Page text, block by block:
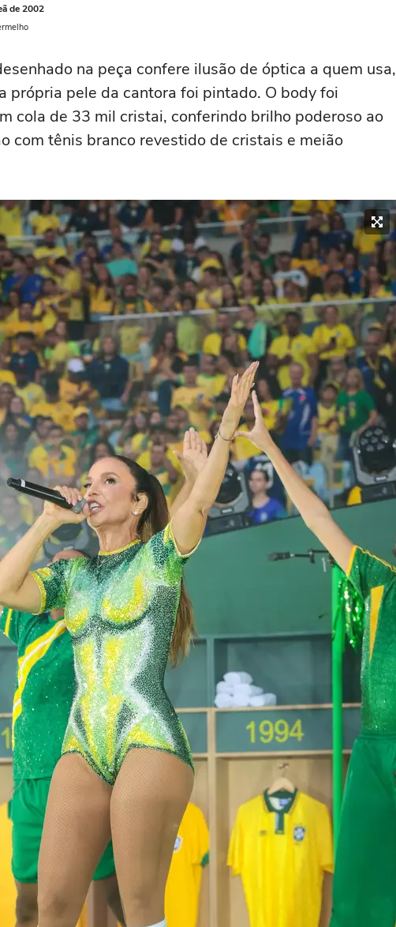
de 2002
na peça confere ilusão de óptica a quem usa,
própria pele da cantora foi pintado. O body foi
cola de 33 mil cristai, conferindo brilho poderoso ao
com tênis branco revestido de cristais e meião